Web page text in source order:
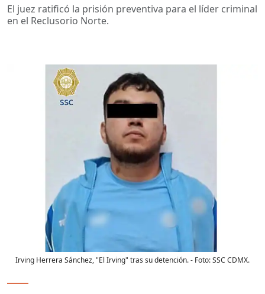
El juez ratificó la prisión preventiva para el líder criminal
en el Reclusorio Norte.
Irving Herrera Sánchez, "El Irving" tras su detención.- Foto:SSC CDMX.